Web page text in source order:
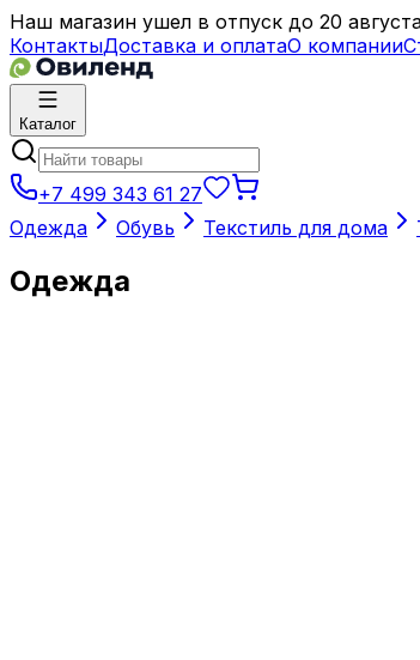
Наш магазин ушел в отпуск до 20
КонтактыДоставка и оплатаО компании
Каталог
+7 499 343 61 27
Одежда
Обувь Текстиль для дома
Одежда